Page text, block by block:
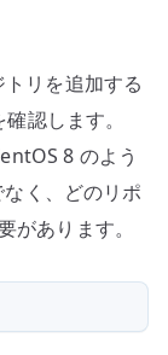
リを追加する
認します。
8 のよう
く、どのリポ
があります。